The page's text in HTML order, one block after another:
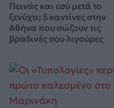
Πεινάς και εσύ μετά το
ξενύχτι; 5 καντίνες στην
Αθήνα που σώζουν τις
βραδινές σου λιγούρες